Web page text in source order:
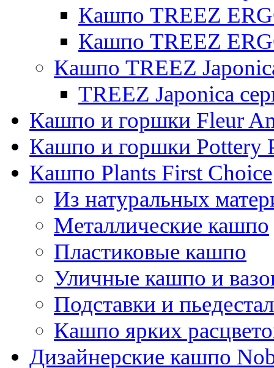
Кашпо TREEZ
Кашпо TREEZ
Кашпо TREEZ
TREEZ Japonica
Кашпо и горшки Fleur
Кашпо и горшки Pottery
Кашпо Plants First Choice
Из натуральных
Металлические кашпо
Пластиковые кашпо
Уличные кашпо и
Подставки и
Кашпо ярких
Дизайнерские кашпо